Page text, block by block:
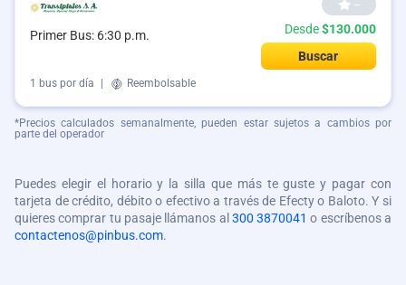
Primer Bus: 6:30 p.m.
--
Desde$130.000
Buscar
1 bus por día Reembolsable
*Precios calculados semanalmente, pueden estar sujetos a cambios por
parte del operador
Puedes elegir el horario y la silla que más te guste y pagar con
tarjeta de crédito, débito o efectivo a través de Efecty o Baloto. Y si
quieres comprar tu pasaje llámanos al 300 3870041 o escríbenos a
contactenos@pinbus.com.